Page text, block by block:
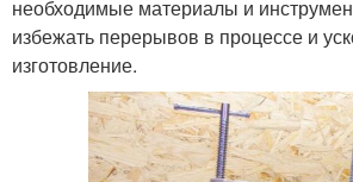
необходимые материалы и
избежать перерывов в процессе и
изготовление.